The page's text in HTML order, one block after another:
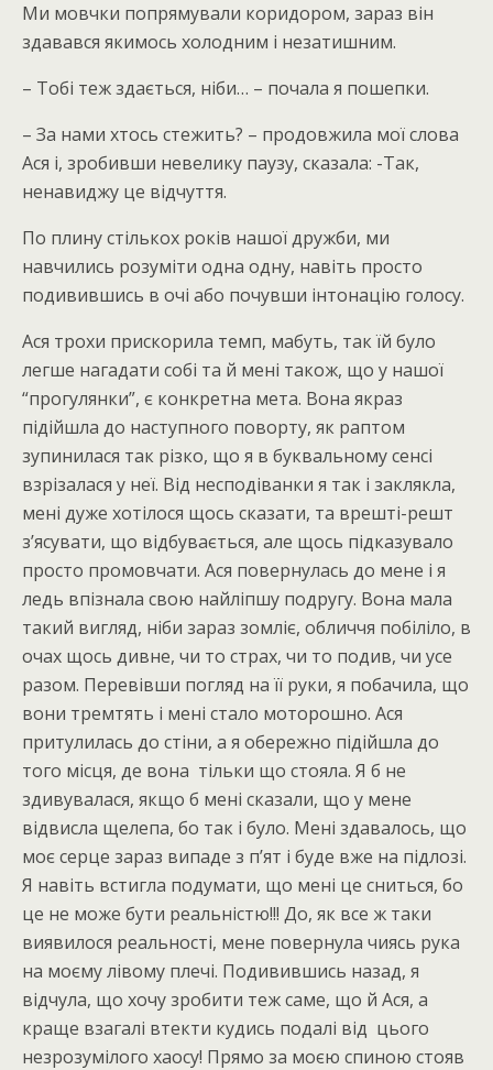
Ми мовчки попрямували коридором, зараз він
здавався якимось холодним і незатишним.
– Тобі теж здається, ніби… – почала я пошепки.
– За нами хтось стежить? – продовжила мої слова
Ася і, зробивши невелику паузу, сказала: -Так,
ненавиджу це відчуття.
По плину стількох років нашої дружби, ми
навчились розуміти одна одну, навіть просто
подивившись в очі або почувши інтонацію голосу.
Ася трохи прискорила темп, мабуть, так їй було
легше нагадати собі та й мені також, що у нашої
“прогулянки”, є конкретна мета. Вона якраз
підійшла до наступного поворту, як раптом
зупинилася так різко, що я в буквальному сенсі
взрізалася у неї. Від несподіванки я так і заклякла,
мені дуже хотілося щось сказати, та врешті-решт
з’ясувати, що відбувається, але щось підказувало
просто промовчати. Ася повернулась до мене і я
ледь впізнала свою найліпшу подругу. Вона мала
такий вигляд, ніби зараз зомліє, обличчя побіліло, в
очах щось дивне, чи то страх, чи то подив, чи усе
разом. Перевівши погляд на її руки, я побачила, що
вони тремтять і мені стало моторошно. Ася
притулилась до стіни, а я обережно підійшла до
того місця, де вона тільки що стояла. Я б не
здивувалася, якщо б мені сказали, що у мене
відвисла щелепа, бо так і було. Мені здавалось, що
моє серце зараз випаде з п’ят і буде вже на підлозі.
Я навіть встигла подумати, що мені це сниться, бо
це не може бути реальністю!!! До, як все ж таки
виявилося реальності, мене повернула чиясь рука
на моєму лівому плечі. Подивившись назад, я
відчула, що хочу зробити теж саме, що й Ася, а
краще взагалі втекти кудись подалі від цього
незрозумілого хаосу! Прямо за моєю спиною стояв